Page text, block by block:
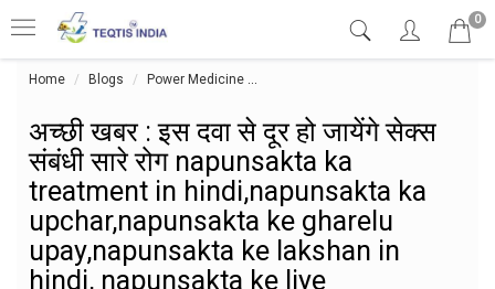
0
Home Blogs Power Medicine
अच्छी खबर : इस दवा से दूर हो जायेंगे सेक्स
संबंधी सारे रोग napunsakta ka
treatment in hindi,napunsakta ka
upchar,napunsakta ke gharelu
upay,napunsakta ke lakshan in
hindi, napunsakta ke liye